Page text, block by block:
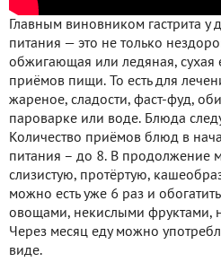
Главным виновником гастрита у
питания — это не только
обжигающая или ледяная, сухая
приёмов пищи. То есть для
жареное, сладости, фаст-фуд,
пароварке или воде. Блюда
Количество приёмов блюд в
питания – до 8. В продолжение
слизистую, протёртую,
можно есть уже 6 раз и
овощами, некислыми фруктами,
Через месяц еду можно
виде.